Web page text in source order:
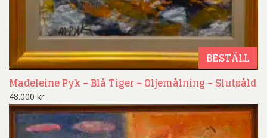
BESTÄLL
Madeleine Pyk – Blå Tiger – Oljemålning – Slutsåld
48.000 kr